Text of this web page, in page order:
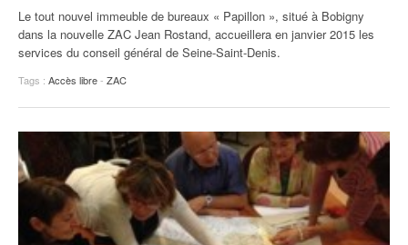
Le tout nouvel immeuble de bureaux « Papillon », situé à Bobigny
dans la nouvelle ZAC Jean Rostand, accueillera en janvier 2015 les
services du conseil général de Seine-Saint-Denis.
Tags : Accès libre- ZAC